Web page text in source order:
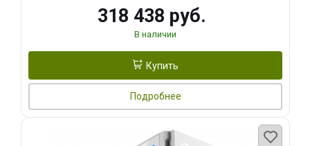
318 438 руб.
В наличии
Купить
Подробнее